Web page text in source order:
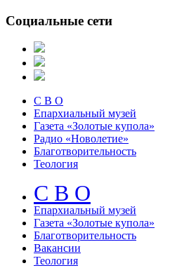
Социальные сети
С В О
Епархиальный музей
Газета «Золотые купола»
Радио «Новолетие»
Благотворительность
Теология
С В О
Епархиальный музeй
Газета «Золотые купола»
Благотворительность
Вакансии
Теология